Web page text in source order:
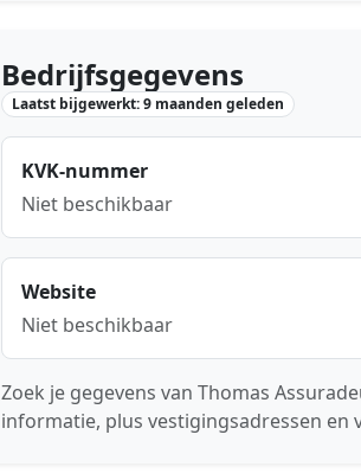
Bedrijfsgegevens
Laatst bijgewerkt: 9 maanden geleden
KVK-nummer
Niet beschikbaar
Website
Niet beschikbaar
Zoek je gegevens van Thomas
informatie, plus vestigingsadressen en